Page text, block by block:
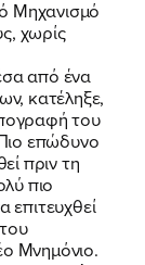
Μηχανισμό
χωρίς
από ένα
κατέληξε,
του
επώδυνο
πριν τη
πιο
Μνημόνιο.